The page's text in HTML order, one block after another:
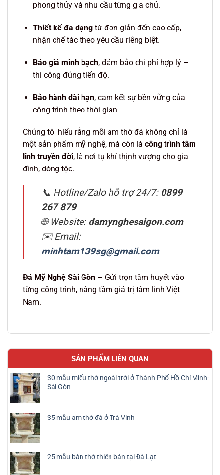
phong thủy và nhu cầu từng gia chủ.
Thiết kế đa dạngtừ đơn giản đến cao cấp,
nhận chế tác theo yêu cầu riêng biệt.
Báo giá minh bạch, đảm bảo chi phí hợp lý –
thi công đúng tiến độ.
Bảo hành dài hạn, cam kết sự bền vững của
công trình theo thời gian.
Chúng tôi hiểu rằng mỗi am thờ đá không chỉ là
một sản phẩm mỹ nghệ, mà còn là công trình tâm
linh truyền đời, là nơi tụ khí thịnh vượng cho gia
đình, dòng tộc.
📞 Hotline/Zalo hỗ trợ 24/7: 0899
267 879
🌐 Website: damynghesaigon.com
✉️ Email:
minhtam139sg@gmail.com
Đá Mỹ Nghệ Sài Gòn – Gửi trọn tâm huyết vào
từng công trình, nâng tầm giá trị tâm linh Việt
Nam.
SẢN PHẨM LIÊN QUAN
30 mẫu miếu thờ ngoài trời ở Thành Phố Hồ Chí Minh-
Sài Gòn
35 mẫu am thờ đá ở Trà Vinh
25 mẫu bàn thờ thiên bán tại Đà Lạt